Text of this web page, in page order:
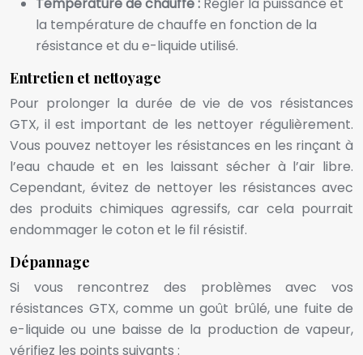
la température de chauffe en fonction de la
résistance et du e-liquide utilisé.
Entretien et nettoyage
Pour prolonger la durée de vie de vos résistances
GTX, il est important de les nettoyer régulièrement.
Vous pouvez nettoyer les résistances en les rinçant à
l’eau chaude et en les laissant sécher à l’air libre.
Cependant, évitez de nettoyer les résistances avec
des produits chimiques agressifs, car cela pourrait
endommager le coton et le fil résistif.
Dépannage
Si vous rencontrez des problèmes avec vos
résistances GTX, comme un goût brûlé, une fuite de
e-liquide ou une baisse de la production de vapeur,
vérifiez les points suivants :